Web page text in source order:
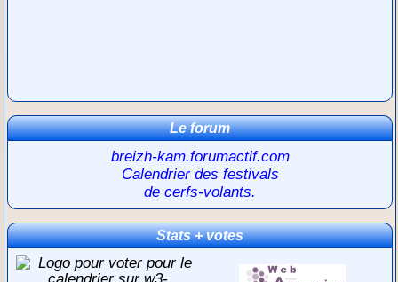
Le forum
breizh-kam.forumactif.com
Calendrier des festivals
de cerfs-volants.
Stats + votes